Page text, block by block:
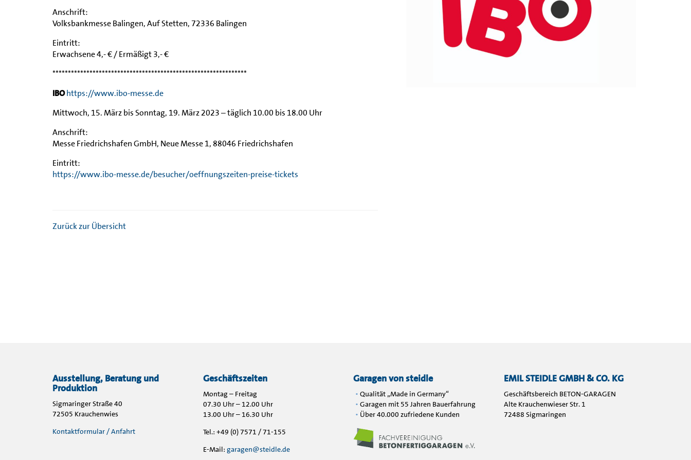
Anschrift:
Volksbankmesse Balingen, Auf Stetten, 72336 Balingen
Eintritt:
Erwachsene 4,- € / Ermäßigt 3,- €
***************************************************************
IBOhttps://www.ibo-messe.de
Mittwoch, 15. März bis Sonntag, 19. März 2023 – täglich 10.00 bis 18.00 Uhr
Anschrift:
Messe Friedrichshafen GmbH, Neue Messe 1, 88046 Friedrichshafen
Eintritt:
https://www.ibo-messe.de/besucher/oeffnungszeiten-preise-tickets
Zurück zur Übersicht
Ausstellung, Beratung und
Produktion
Sigmaringer Straße 40
72505 Krauchenwies
Kontaktformular / Anfahrt
Geschäftszeiten
Montag – Freitag
07.30 Uhr – 12.00 Uhr
13.00 Uhr – 16.30 Uhr
Tel.: +49 (0) 7571 / 71-155
E-Mail: garagen@steidle.de
Garagen von steidle
Qualität „Made in Germany“
Garagen mit 55 Jahren Bauerfahrung
Über 40.000 zufriedene Kunden
EMIL STEIDLE GMBH & CO. KG
Geschäftsbereich BETON-GARAGEN
Alte Krauchenwieser Str. 1
72488 Sigmaringen